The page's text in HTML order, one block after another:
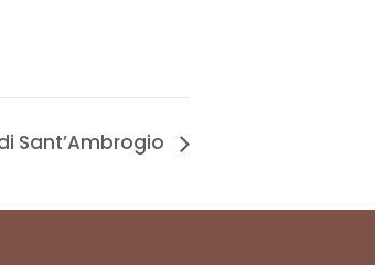
Sant’Ambrogio